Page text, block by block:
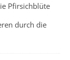
Pfirsichblüte
durch die